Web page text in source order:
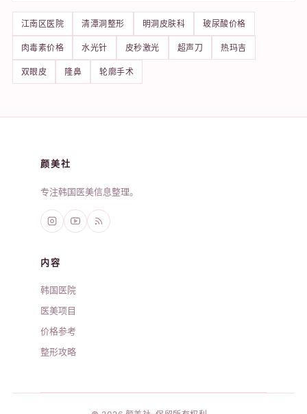
江南区医院 清潭洞整形 明洞皮肤科 玻尿酸价格
肉毒素价格 水光针 皮秒激光 超声刀 热玛吉
双眼皮 隆鼻 轮廓手术
颜美社
专注韩国医美信息整理。
内容
韩国医院
医美项目
价格参考
整形攻略